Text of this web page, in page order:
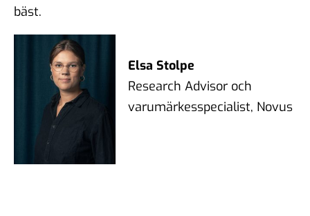
bäst.
Elsa Stolpe
Research Advisor och
varumärkesspecialist, Novus